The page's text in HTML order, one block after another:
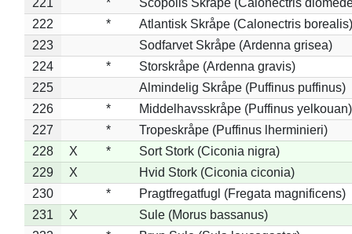
222
*
Atlantisk Skråpe (Calonectris borealis)
223
Sodfarvet Skråpe (Ardenna grisea)
224
*
Storskråpe (Ardenna gravis)
225
Almindelig Skråpe (Puffinus puffinus)
226
*
Middelhavsskråpe (Puffinus yelkouan)
227
*
Tropeskråpe (Puffinus lherminieri)
228
X *
Sort Stork (Ciconia nigra)
229
X
Hvid Stork (Ciconia ciconia)
230
*
Pragtfregatfugl (Fregata magnificens)
231
X
Sule (Morus bassanus)